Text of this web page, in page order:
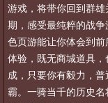
游戏，将带你回到群
期，感受最纯粹的战
色页游能让你体会到
体验，既无商城道具，
成，只要你有毅力，
霸。一骑当千的历史名